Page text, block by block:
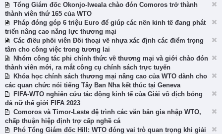
Tổng Giám đốc Okonjo-Iweala chào đón Comoros trở thành
thành viên thứ 165 của WTO
Pháp đóng góp 6 triệu Euro để giúp các nền kinh tế đang phát
triển nâng cao năng lực thương mại
Các điều phối viên Đối thoại về nhựa xác định các điểm trọng
tâm cho công việc trong tương lai
Nhóm công tác phi chính thức về thương mại và giới chào đón
thành viên mới, ra mắt công cụ chính sách trực tuyến
Khóa học chính sách thương mại nâng cao của WTO dành cho
các quan chức nói tiếng Tây Ban Nha kết thúc tại Geneva
FIFA-WTO nghiên cứu tác động kinh tế của Giải vô địch bóng
đá nữ thế giới FIFA 2023
Comoros và Timor-Leste đệ trình các văn bản gia nhập WTO,
chấp thuận hiệp định trợ cấp nghề cá
Phó Tổng Giám đốc Hill: WTO đóng vai trò quan trọng khi giải